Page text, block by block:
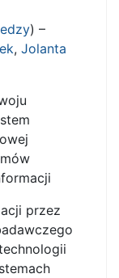
) –
, Jolanta
przez